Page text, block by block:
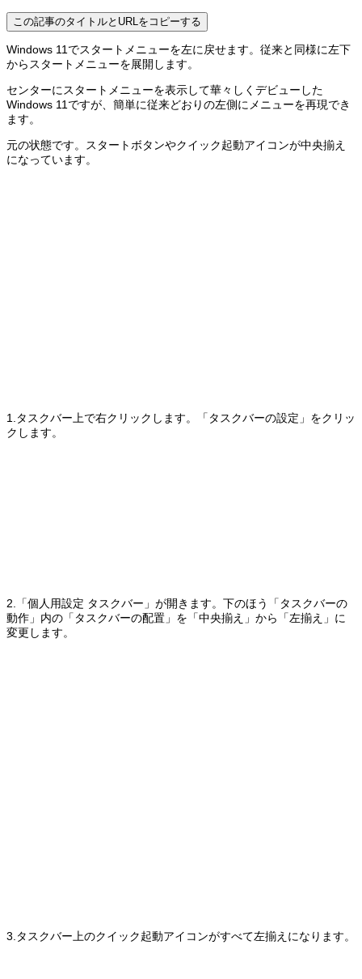
この記事のタイトルとURLをコピーする
Windows 11でスタートメニューを左に戻せます。従来と同様に左下
からスタートメニューを展開します。
センターにスタートメニューを表示して華々しくデビューした
Windows 11ですが、簡単に従来どおりの左側にメニューを再現でき
ます。
元の状態です。スタートボタンやクイック起動アイコンが中央揃え
になっています。
1.タスクバー上で右クリックします。「タスクバーの設定」をクリッ
クします。
2.「個人用設定 タスクバー」が開きます。下のほう「タスクバーの
動作」内の「タスクバーの配置」を「中央揃え」から「左揃え」に
変更します。
3.タスクバー上のクイック起動アイコンがすべて左揃えになります。